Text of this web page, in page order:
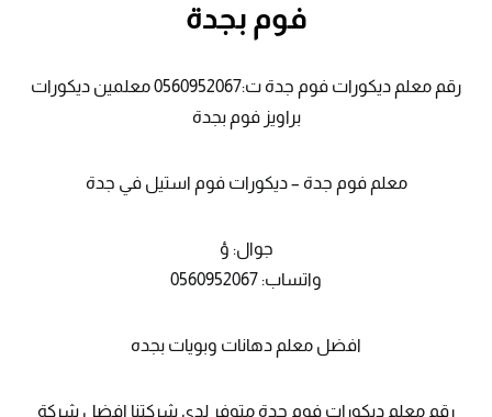
فوم بجدة
رقم معلم ديكورات فوم جدة ت:0560952067 معلمين ديكورات
براويز فوم بجدة
معلم فوم جدة – ديكورات فوم استيل في جدة
جوال: ؤ
واتساب: 0560952067
افضل معلم دهانات وبويات بجده
رقم معلم ديكورات فوم جدة متوفر لدى شركتنا افضل شركة